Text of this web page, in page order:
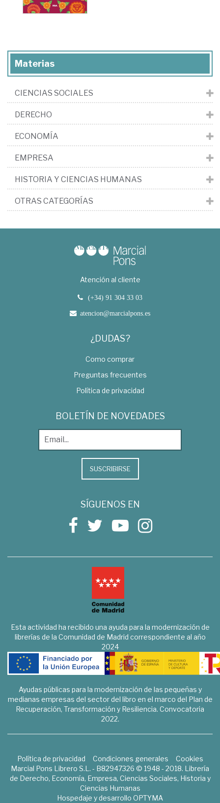
Materias
CIENCIAS SOCIALES
DERECHO
ECONOMÍA
EMPRESA
HISTORIA Y CIENCIAS HUMANAS
OTRAS CATEGORÍAS
Atención al cliente
(+34) 91 304 33 03
atencion@marcialpons.es
¿DUDAS?
Como comprar
Preguntas frecuentes
Política de privacidad
BOLETÍN DE NOVEDADES
SUSCRIBIRSE
SÍGUENOS EN
Esta actividad ha recibido una ayuda para la modernización de
librerías de la Comunidad de Madrid correspondiente al año
2024
Ayudas públicas para la modernización de las pequeñas y
medianas empresas del sector del libro en el marco del Plan de
Recuperación, Transformación y Resiliencia. Convocatoria
2022.
Política de privacidad Condiciones generales
Cookies
Marcial Pons Librero S.L. - B82947326 © 1948 - 2018. Librería
de Derecho, Economía, Empresa, Ciencias Sociales, Historia y
Ciencias Humanas
Hospedaje y desarrollo OPTYMA